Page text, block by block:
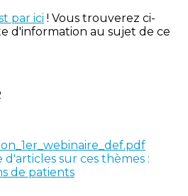
par ici ! Vous trouverez ci-
d'information au sujet de ce
sur ces thèmes :
de patients